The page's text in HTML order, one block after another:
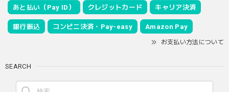
あと払い（Pay ID） クレジットカード キャリア決済
銀行振込 コンビニ決済・Pay-easy Amazon Pay
お支払い方法について
SEARCH